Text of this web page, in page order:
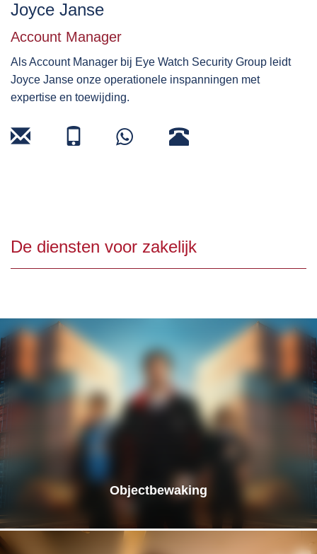
Joyce Janse
Account Manager
Als Account Manager bij Eye Watch Security Group leidt
Joyce Janse onze operationele inspanningen met
expertise en toewijding.
De diensten voor zakelijk
Objectbewaking